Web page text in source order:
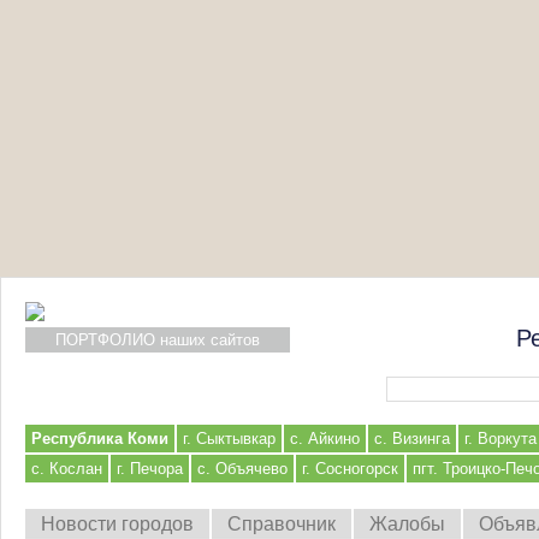
ПОРТФОЛИО наших сайтов
Республика Коми г. Сыктывкар с. Айкино с. Визинга
г. Воркута
с. Кослан
г. Печора с. Объячево г. Сосногорск пгт. Троицко-
Новости городов Справочник Жалобы